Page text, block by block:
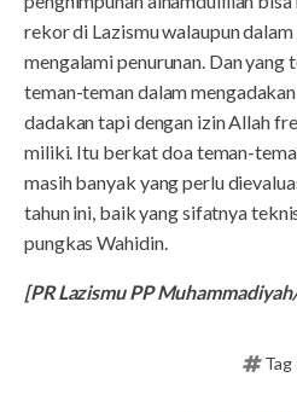
rekor di Lazismu walaupun
mengalami penurunan. Dan yang
teman-teman dalam
dadakan tapi dengan izin Allah
miliki. Itu berkat doa teman-
masih banyak yang perlu
tahun ini, baik yang sifatnya
pungkas Wahidin.
[PR Lazismu PP
Tag